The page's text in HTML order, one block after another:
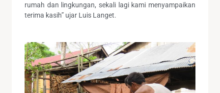
rumah dan lingkungan, sekali lagi kami menyampaikan
terima kasih” ujar Luis Langet.